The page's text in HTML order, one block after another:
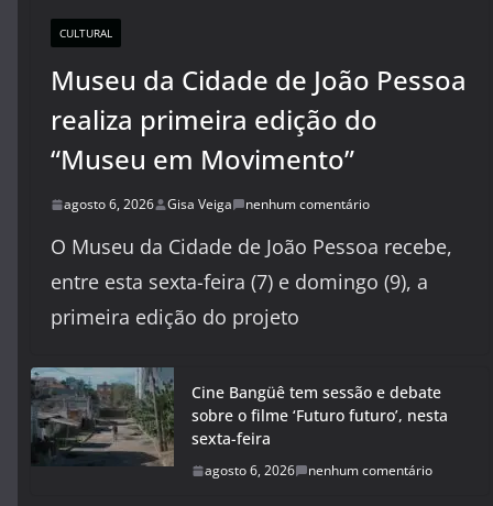
CULTURAL
Museu da Cidade de João Pessoa
realiza primeira edição do
“Museu em Movimento”
agosto 6, 2026 Gisa Veiga nenhum comentário
O Museu da Cidade de João Pessoa recebe,
entre esta sexta-feira (7) e domingo (9), a
primeira edição do projeto
Cine Bangüê tem sessão e debate
sobre o filme ‘Futuro futuro’, nesta
sexta-feira
agosto 6, 2026 nenhum comentário